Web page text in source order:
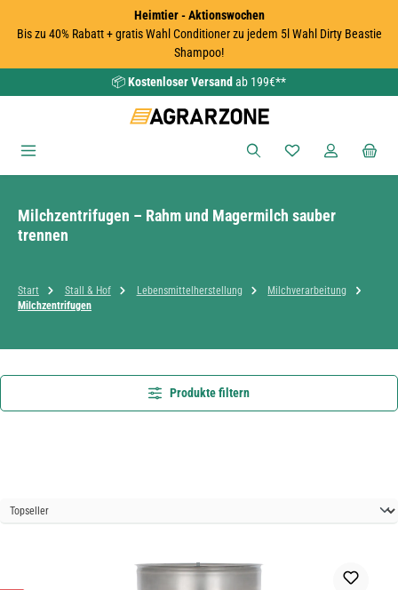
Heimtier - Aktionswochen
Bis zu 40% Rabatt + gratis Wahl Conditioner zu jedem 5l Wahl Dirty Beastie
Shampoo!
📦Kostenloser Versand ab 199€**
Du hast 0
Milchzentrifugen – Rahm und Magermilch sauber
trennen
Start Stall & Hof Lebensmittelherstellung
Milchverarbeitung
Milchzentrifugen
Produkte filtern